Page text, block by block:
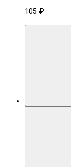
105 ₽